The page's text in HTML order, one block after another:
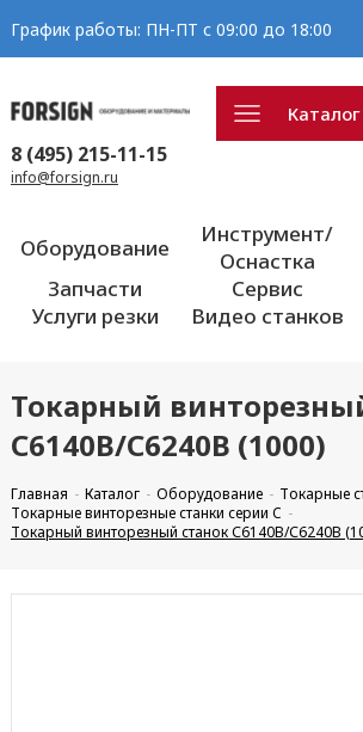
График работы: ПН-ПТ с 09:00 до 18:00
Каталог
8 (495) 215-11-15
info@forsign.ru
Оборудование
Инструмент/
Оснастка
Запчасти
Сервис
Услуги резки
Видео станков
Токарный
С6140В/С6240В (1000)
Главная Каталог Оборудование
Токарные
Токарные винторезные станки серии C
Токарный винторезный станок С6140В/С6240В